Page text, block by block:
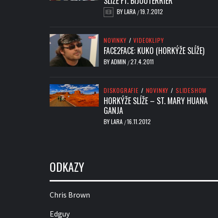
BYLARA /19.7.2012
NOVINKY / VIDEOKLIPY
FACE2FACE: KUKO (HORKÝŽE SLÍŽE)
BYADMIN /27.4.2011
DISKOGRAFIE / NOVINKY / SLIDESHOW
HORKÝŽE SLÍŽE – ST. MARY HUANA
GANJA
BYLARA /16.11.2012
ODKAZY
Chris Brown
Edguy